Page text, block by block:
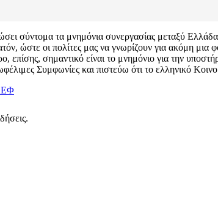
σύντομα τα μνημόνια συνεργασίας μεταξύ
ώστε οι πολίτες μας να γνωρίζουν για ακόμη μια
σημαντικό είναι το μνημόνιο για την
Συμφωνίες και πιστεύω ότι το ελληνικό